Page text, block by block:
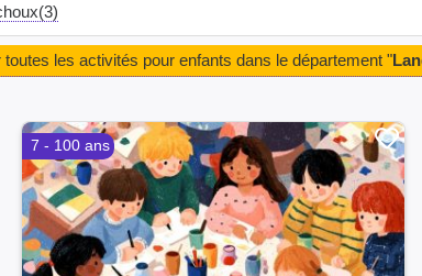
toutes les activités pour enfants dans le département "
7 - 100 ans